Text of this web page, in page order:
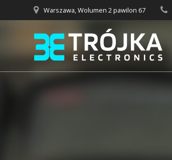
do
Warszawa, Wolumen 2 pawilon 67